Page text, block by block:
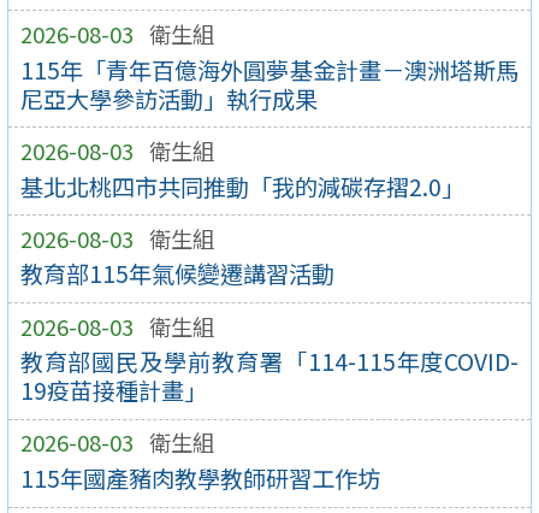
2026-08-03 衛生組
115年「青年百億海外圓夢基金計畫－澳洲塔斯馬
尼亞大學參訪活動」執行成果
2026-08-03 衛生組
基北北桃四市共同推動「我的減碳存摺2.0」
2026-08-03 衛生組
教育部115年氣候變遷講習活動
2026-08-03 衛生組
教育部國民及學前教育署「114-115年度COVID-
19疫苗接種計畫」
2026-08-03 衛生組
115年國產豬肉教學教師研習工作坊